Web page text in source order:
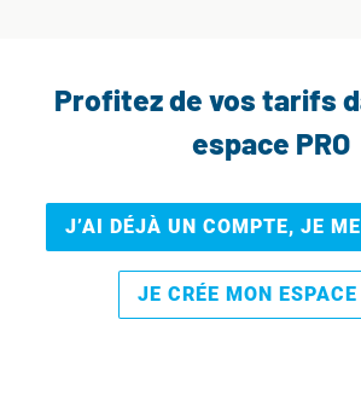
Profitez de vos tarifs
espace PRO
J’AI DÉJÀ UN COMPTE, JE
JE CRÉE MON ESPACE